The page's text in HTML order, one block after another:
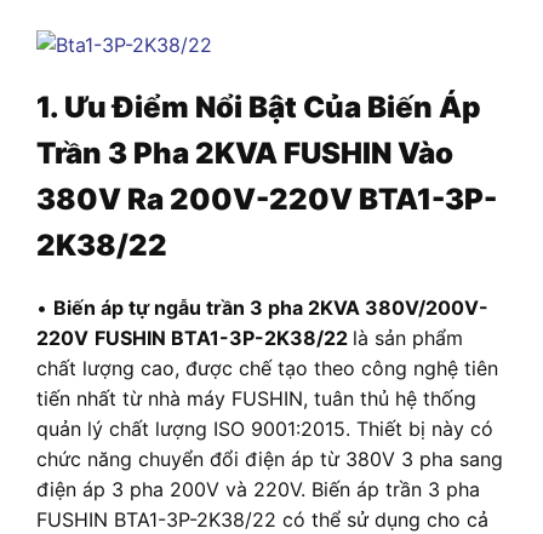
1. Ưu Điểm Nổi Bật Của Biến Áp
Trần 3 Pha 2KVA FUSHIN Vào
380V Ra 200V-220V BTA1-3P-
2K38/22
• Biến áp tự ngẫu trần 3 pha 2KVA 380V/200V-
220V FUSHIN BTA1-3P-2K38/22 là sản phẩm
chất lượng cao, được chế tạo theo công nghệ tiên
tiến nhất từ nhà máy FUSHIN, tuân thủ hệ thống
quản lý chất lượng ISO 9001:2015. Thiết bị này có
chức năng chuyển đổi điện áp từ 380V 3 pha sang
điện áp 3 pha 200V và 220V. Biến áp trần 3 pha
FUSHIN BTA1-3P-2K38/22 có thể sử dụng cho cả